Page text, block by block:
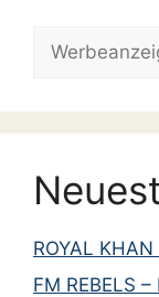
ROYAL
FM REBELS –